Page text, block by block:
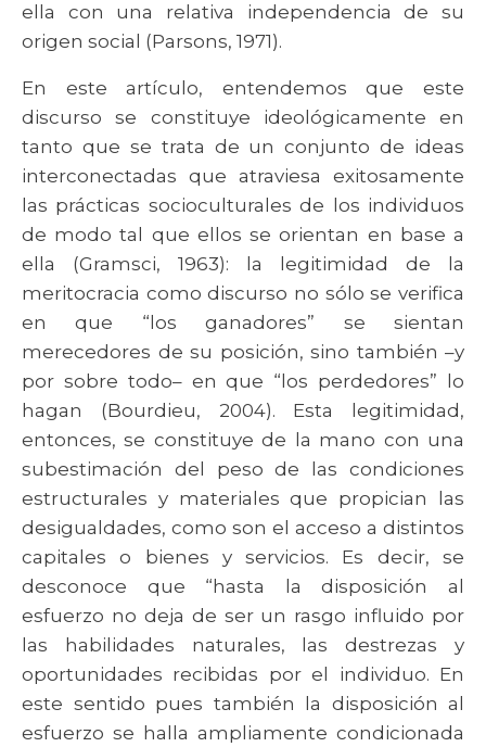
ella con una relativa independencia de su
origen social (Parsons, 1971).
En este artículo, entendemos que este
discurso se constituye ideológicamente en
tanto que se trata de un conjunto de ideas
interconectadas que atraviesa exitosamente
las prácticas socioculturales de los individuos
de modo tal que ellos se orientan en base a
ella (Gramsci, 1963): la legitimidad de la
meritocracia como discurso no sólo se verifica
en que “los ganadores” se sientan
merecedores de su posición, sino también –y
por sobre todo– en que “los perdedores” lo
hagan (Bourdieu, 2004). Esta legitimidad,
entonces, se constituye de la mano con una
subestimación del peso de las condiciones
estructurales y materiales que propician las
desigualdades, como son el acceso a distintos
capitales o bienes y servicios. Es decir, se
desconoce que “hasta la disposición al
esfuerzo no deja de ser un rasgo influido por
las habilidades naturales, las destrezas y
oportunidades recibidas por el individuo. En
este sentido pues también la disposición al
esfuerzo se halla ampliamente condicionada